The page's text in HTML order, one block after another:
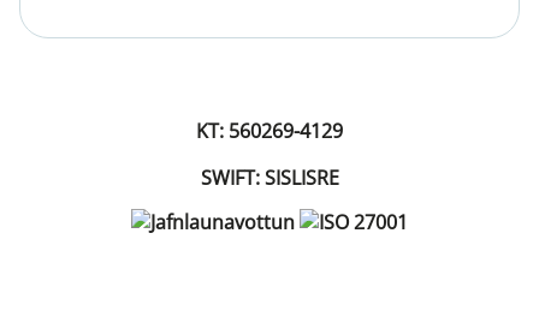
KT: 560269-4129
SWIFT: SISLISRE